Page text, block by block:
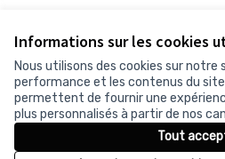
Informations sur les cookies
Nous utilisons des cookies sur notre
performance et les contenus du
permettent de fournir une
plus personnalisés à partir de nos
Tout
Voir toutes les propositions retirées
Conditions d'utilisation
Paramètres des cookies